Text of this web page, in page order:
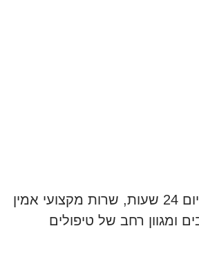
ומגוון רחב של טיפולים